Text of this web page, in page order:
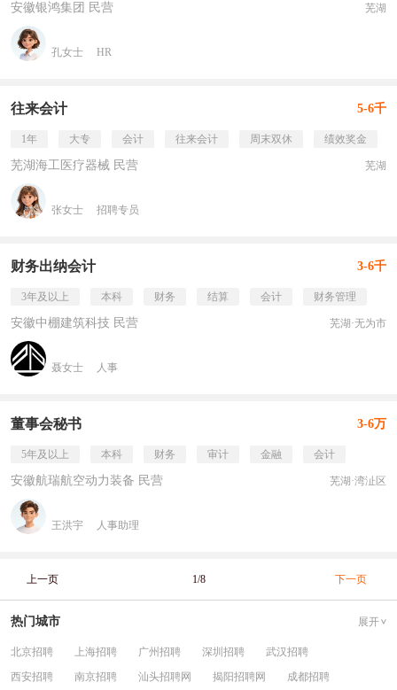
安徽银鸿集团 民营 芜湖
孔女士 HR
往来会计 5-6千
1年 大专 会计 往来会计 周末双休 绩效奖金
芜湖海工医疗器械 民营 芜湖
张女士 招聘专员
财务出纳会计 3-6千
3年及以上 本科 财务 结算 会计 财务管理
安徽中棚建筑科技 民营 芜湖·无为市
聂女士 人事
董事会秘书 3-6万
5年及以上 本科 财务 审计 金融 会计
安徽航瑞航空动力装备 民营 芜湖·湾沚区
王洪宇 人事助理
上一页 1/8 下一页
热门城市 展开
北京招聘 上海招聘 广州招聘 深圳招聘
武汉招聘
西安招聘
南京招聘 汕头招聘网 揭阳招聘网 成都招聘